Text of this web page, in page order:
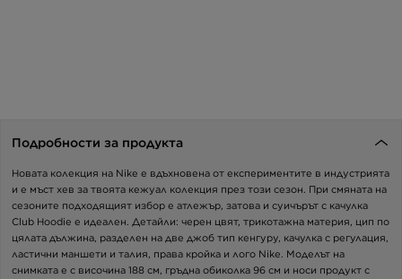
Подробности за продукта
Новата колекция на Nike е вдъхновена от експериментите в индустрията
и е мъст хев за твоята кежуал колекция през този сезон. При смяната на
сезоните подходящият избор е атлежър, затова и суичърът с качулка
Club Hoodie е идеален. Детайли: черен цвят, трикотажна материя, цип по
цялата дължина, разделен на две джоб тип кенгуру, качулка с регулация,
ластични маншети и талия, права кройка и лого Nike. Моделът на
снимката е с височина 188 см, гръдна обиколка 96 см и носи продукт с